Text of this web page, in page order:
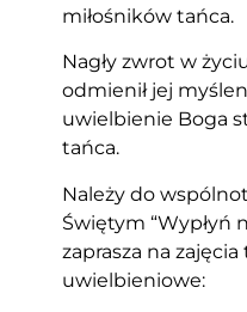
miłośników tańca.
Nagły zwrot w
odmienił jej
uwielbienie Boga
tańca.
Należy do
Świętym “Wypłyń
zaprasza na
uwielbieniowe: